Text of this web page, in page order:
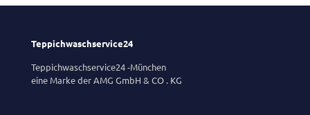
Teppichwaschservice24
Teppichwaschservice24 -München
eine Marke der AMG GmbH & CO . KG